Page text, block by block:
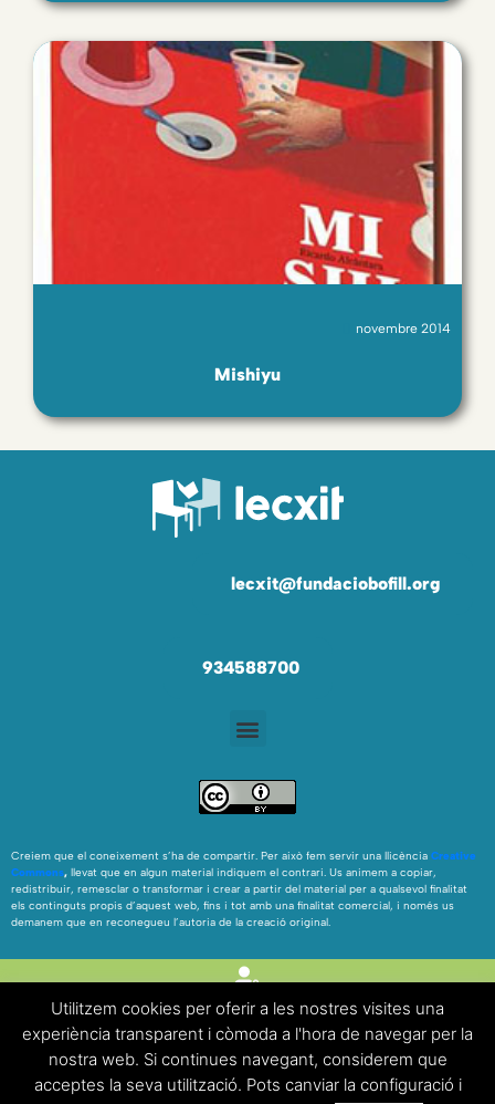
novembre 2014
Mishiyu
lecxit@fundaciobofill.org
934588700
Creiem que el coneixement s’ha de compartir. Per això fem servir una llicència Creative
Commons, llevat que en algun material indiquem el contrari. Us animem a copiar,
redistribuir, remesclar o transformar i crear a partir del material per a qualsevol finalitat
els continguts propis d’aquest web, fins i tot amb una finalitat comercial, i només us
demanem que en reconegueu l’autoria de la creació original.
FAQ’S |Avís legal|Política de cookies
Utilitzem cookies per oferir a les nostres visites una
experiència transparent i còmoda a l'hora de navegar per la
nostra web. Si continues navegant, considerem que
acceptes la seva utilització. Pots canviar la configuració i